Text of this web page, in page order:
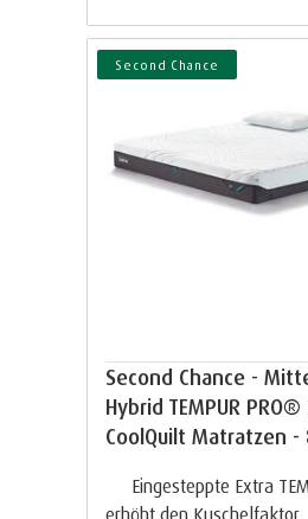
Second Chance
Second Chance -
Hybrid TEMPUR PRO®
CoolQuilt Matratzen -
Eingesteppte Extra
erhöht den Kuschelfaktor